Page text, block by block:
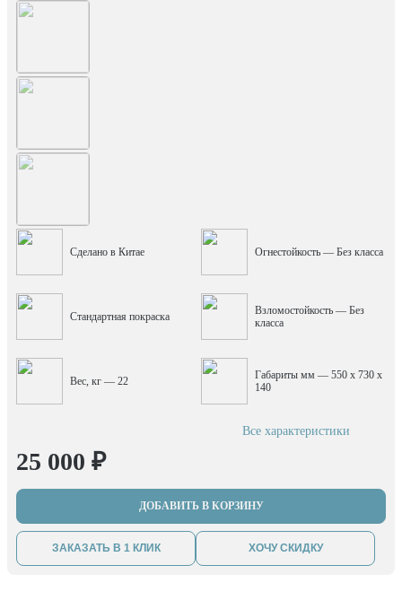
Сделано в Китае Огнестойкость — Без класса
Стандартная покраска
Взломостойкость — Без
класса
Вес, кг — 22
Габариты мм — 550 x 730 x
140
Все характеристики
25 000 ₽
ДОБАВИТЬ В КОРЗИНУ
ЗАКАЗАТЬ В 1 КЛИК ХОЧУ СКИДКУ